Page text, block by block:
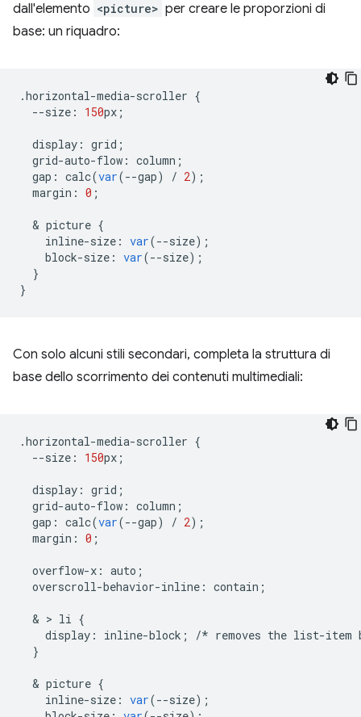
dall'elemento <picture> per creare le proporzioni di
base: un riquadro:
.horizontal-media-scroller {
--size : 150px ;
display : grid ;
grid-auto-flow : column ;
gap : calc(var(--gap) / 2);
margin : 0 ;
  &
picture {
inline-size : var(--size);
block-size : var(--size);
}
}
Con solo alcuni stili secondari, completa la struttura di
base dello scorrimento dei contenuti multimediali:
.horizontal-media-scroller {
--size : 150px ;
display : grid ;
grid-auto-flow : column ;
gap : calc(var(--gap) / 2);
margin : 0 ;
overflow-x : auto ;
overscroll-behavior-inline : contain ;
  & >
li {
display : inline-block ; /* removes the list-item
}
  &
picture {
inline-size : var(--size);